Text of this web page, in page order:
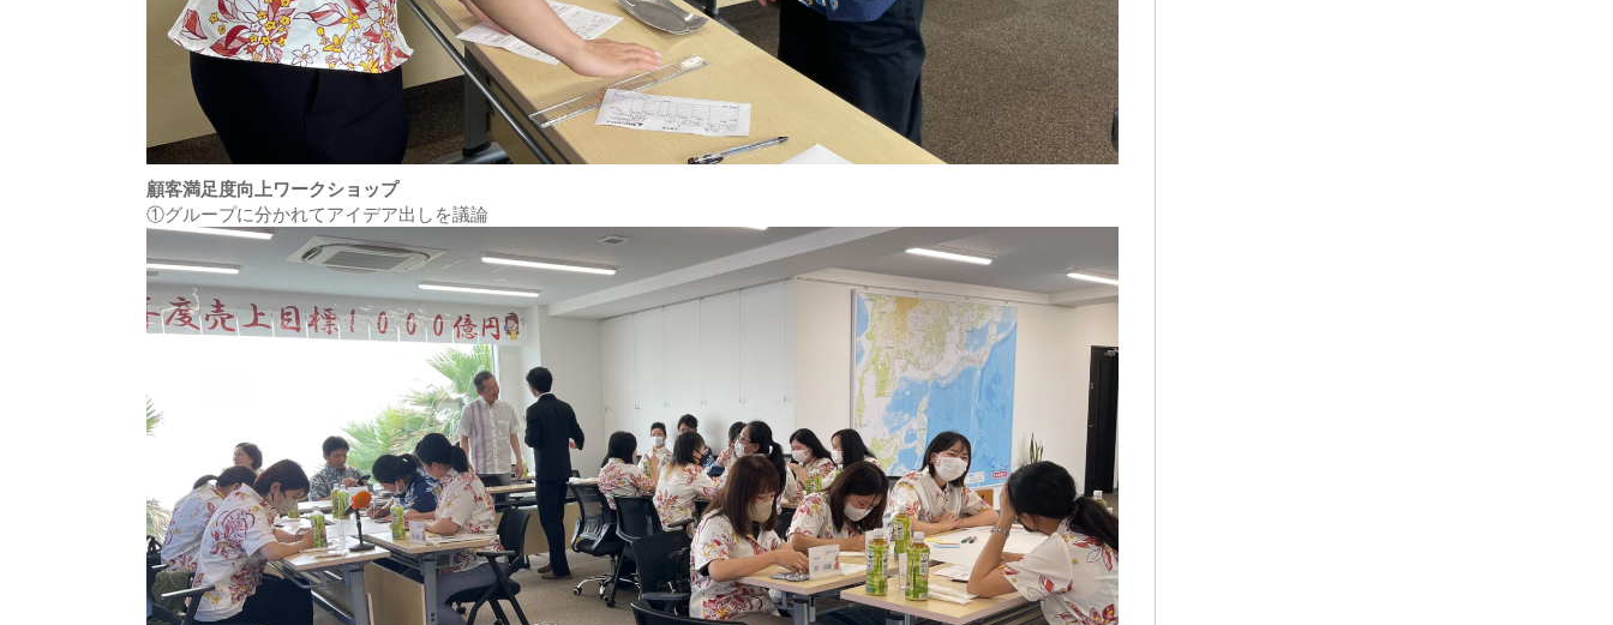
顧客満足度向上ワークショップ
①グループに分かれてアイデア出しを議論